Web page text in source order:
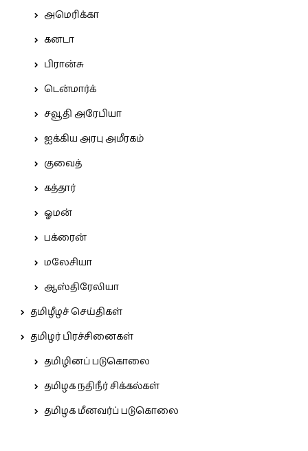
அமெரிக்கா
கனடா
பிரான்சு
டென்மார்க்
சவூதி அரேபியா
ஐக்கிய அரபு அமீரகம்
குவைத்
கத்தார்
ஓமன்
பக்ரைன்
மலேசியா
ஆஸ்திரேலியா
தமிழீழச் செய்திகள்
தமிழர் பிரச்சினைகள்
தமிழினப் படுகொலை
தமிழக நதிநீர் சிக்கல்கள்
தமிழக மீனவர்ப் படுகொலை